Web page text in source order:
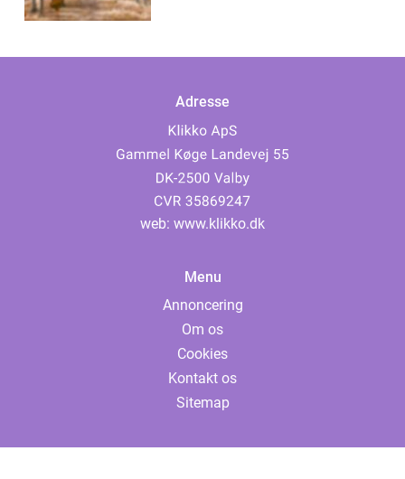
Adresse
web: www.klikko.dk
Menu
Annoncering
Om os
Cookies
Kontakt os
Sitemap